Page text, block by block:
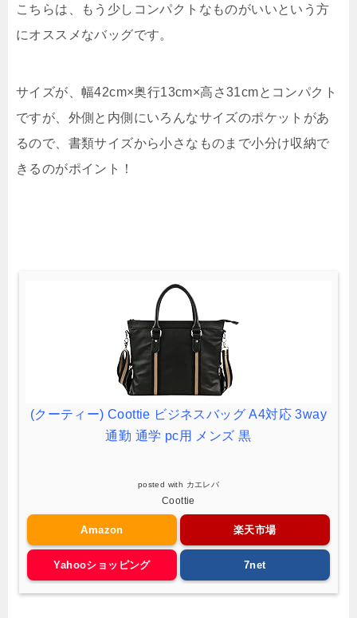
こちらは、もう少しコンパクトなものがいいという方
にオススメなバッグです。
サイズが、幅42cm×奥行13cm×高さ31cmとコンパクト
ですが、外側と内側にいろんなサイズのポケットがあ
るので、書類サイズから小さなものまで小分け収納で
きるのがポイント！
(クーティー) Coottie ビジネスバッグ A4対応 3way
通勤 通学 pc用 メンズ 黒
posted with カエレバ
Coottie
Amazon 楽天市場
Yahooショッピング 7net